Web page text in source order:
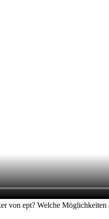
von ept? Welche